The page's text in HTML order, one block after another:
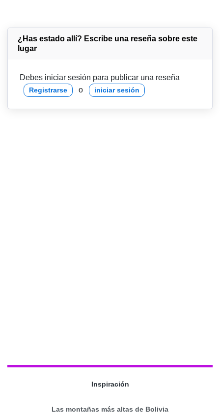
¿Has estado allí? Escribe una reseña sobre este
lugar
Debes iniciar sesión para publicar una reseña
Registrarse o iniciar sesión
Inspiración
Las montañas más altas de Bolivia